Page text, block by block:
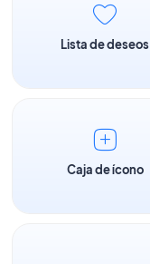
Lista de deseos
Caja de ícono